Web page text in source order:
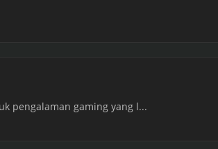
pengalaman gaming yang l...